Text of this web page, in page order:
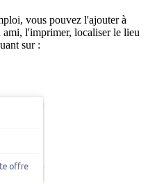
vous pouvez l'ajouter à
l'imprimer, localiser le lieu
sur :